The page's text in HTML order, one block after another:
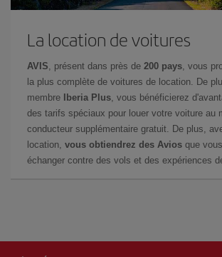
La location de voitures
AVIS, présent dans près de 200 pays, vous
la plus complète de voitures de location. De
membre
Iberia Plus, vous bénéficierez
des tarifs spéciaux pour louer votre voiture au
conducteur supplémentaire gratuit. De plus,
location, vous obtiendrez des Avios que
échanger contre des vols et des expériences